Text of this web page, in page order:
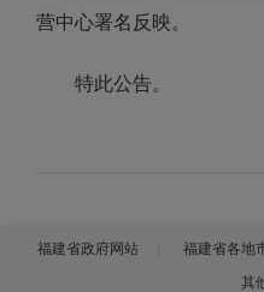
营中心署名反映。
特此公告。
福建省政府网站 福建省各地
其